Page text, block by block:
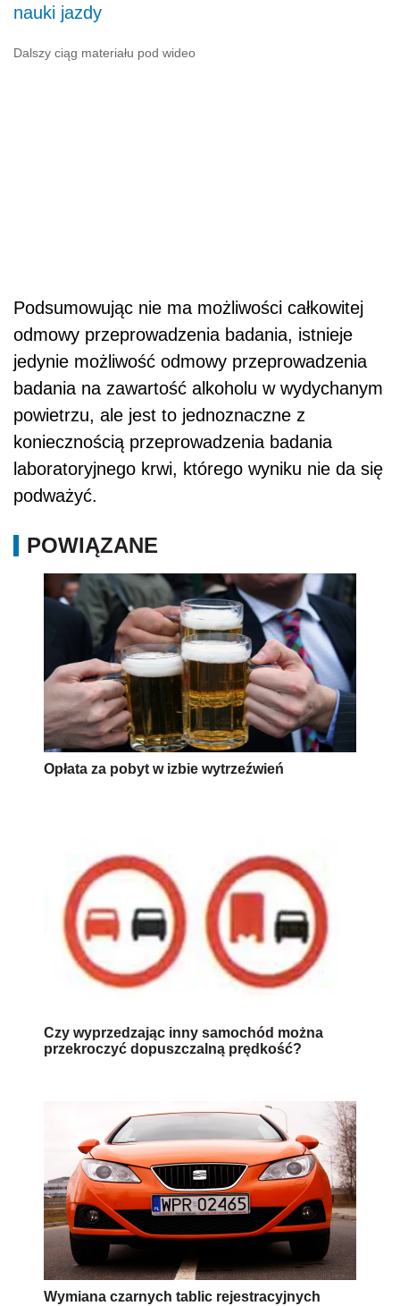
nauki jazdy
Dalszy ciąg materiału pod wideo
Podsumowując nie ma możliwości całkowitej
odmowy przeprowadzenia badania, istnieje
jedynie możliwość odmowy przeprowadzenia
badania na zawartość alkoholu w wydychanym
powietrzu, ale jest to jednoznaczne z
koniecznością przeprowadzenia badania
laboratoryjnego krwi, którego wyniku nie da się
podważyć.
POWIĄZANE
Opłata za pobyt w izbie wytrzeźwień
Czy wyprzedzając inny samochód można
przekroczyć dopuszczalną prędkość?
Wymiana czarnych tablic rejestracyjnych